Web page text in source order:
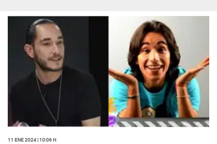
11 Ene 2024 | 10:06 h